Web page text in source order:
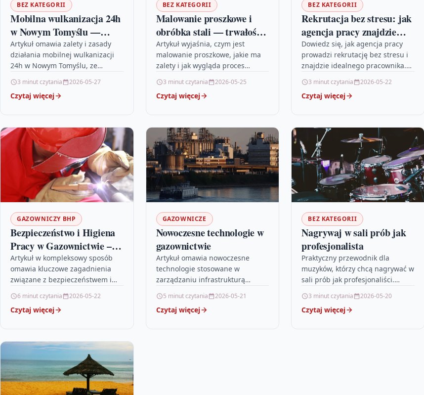
BEZ KATEGORII
Mobilna wulkanizacja 24h
w Nowym Tomyślu —
serwis opon ciężarowych i
rolniczych
Artykuł omawia zalety i zasady
działania mobilnej wulkanizacji
24h w Nowym Tomyślu, ze
tabelą usług. Przeczytaj, by
wiedzieć, jak postępować przy…
3 minut czytania 2026-05-27
Czytaj więcej
BEZ KATEGORII
Malowanie proszkowe i
obróbka stali — trwałość
w każdym detalu
Artykuł wyjaśnia, czym jest
malowanie proszkowe, jakie ma
zalety i jak wygląda proces
też, gdzie sprawdza się ta
technologia i…
3 minut czytania 2026-05-25
Czytaj więcej
BEZ KATEGORII
Rekrutacja bez stresu: jak
agencja pracy znajdzie
idealnego pracownika
Dowiedz się, jak agencja pracy
prowadzi rekrutację bez stresu i
znajdzie idealnego pracownika.
które pomogą szybciej zatrudnić
odpowiednią osobę.
3 minut czytania 2026-05-22
Czytaj więcej
GAZOWNICZY BHP
Bezpieczeństwo i Higiena
Pracy w Gazownictwie –
Kluczowe Zasady
Artykuł w kompleksowy sposób
omawia kluczowe zagadnienia
związane z bezpieczeństwem i
gazowniczej, podkreślając
znaczenie przepisów BHP,
6 minut czytania 2026-05-22
Czytaj więcej
GAZOWNICZE
Nowoczesne technologie w
gazownictwie
Artykuł omawia nowoczesne
technologie stosowane w
zarządzaniu infrastrukturą
innowacyjnych systemach
monitorowania, cyfryzacji
5 minut czytania 2026-05-21
Czytaj więcej
BEZ KATEGORII
Nagrywaj w sali prób jak
profesjonalista
Praktyczny przewodnik dla
muzyków, którzy chcą nagrywać w
sali prób jak profesjonaliści.
przestrzeń, wybrać sprzęt,
poprawić akustykę i wykonać
3 minut czytania 2026-05-20
Czytaj więcej